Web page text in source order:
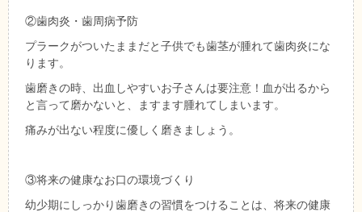
②歯肉炎・歯周病予防
プラークがついたままだと子供でも歯茎が腫れて歯肉炎にな
ります。
歯磨きの時、出血しやすいお子さんは要注意！血が出るから
と言って磨かないと、ますます腫れてしまいます。
痛みが出ない程度に優しく磨きましょう。
③将来の健康なお口の環境づくり
幼少期にしっかり歯磨きの習慣をつけることは、将来の健康